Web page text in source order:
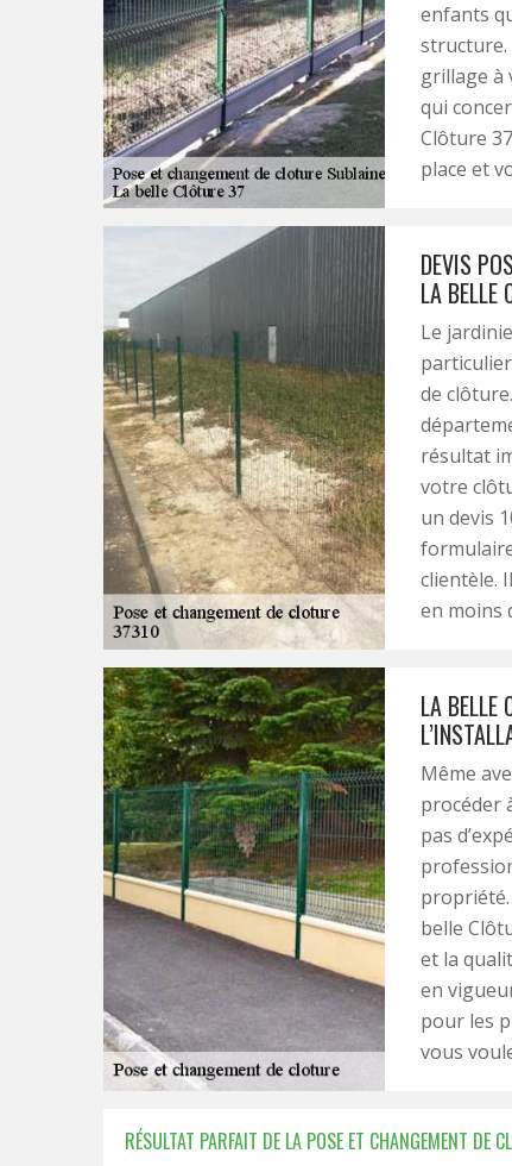
enfants
structure.
grillage à
qui
Clôture
place et
DEVIS
LA BELLE
Le
de
résultat
votre
un devis
clientèle.
en moins
LA BELLE
Même
procéder
pas
propriété.
belle
et la
en
pour les
vous
RÉSULTAT PARFAIT DE LA POSE ET CHANGEMENT DE